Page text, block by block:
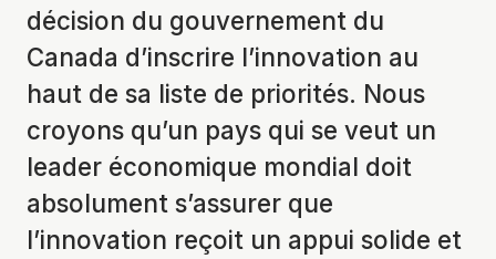
décision du gouvernement du
Canada d’inscrire l’innovation au
haut de sa liste de priorités. Nous
croyons qu’un pays qui se veut un
leader économique mondial doit
absolument s’assurer que
l’innovation reçoit un appui solide et